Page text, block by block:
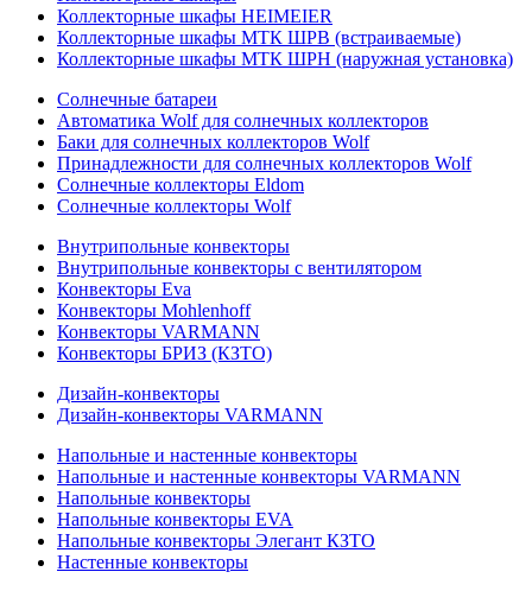
Коллекторные шкафы HEIMEIER
Коллекторные шкафы МТК ШРВ (встраиваемые)
Коллекторные шкафы МТК ШРН (наружная установка)
Солнечные батареи
Автоматика Wolf для солнечных коллекторов
Баки для солнечных коллекторов Wolf
Принадлежности для солнечных коллекторов Wolf
Солнечные коллекторы Eldom
Солнечные коллекторы Wolf
Внутрипольные конвекторы
Внутрипольные конвекторы с вентилятором
Конвекторы Eva
Конвекторы Mohlenhoff
Конвекторы VARMANN
Конвекторы БРИЗ (КЗТО)
Дизайн-конвекторы
Дизайн-конвекторы VARMANN
Напольные и настенные конвекторы
Напольные и настенные конвекторы VARMANN
Напольные конвекторы
Напольные конвекторы EVA
Напольные конвекторы Элегант КЗТО
Настенные конвекторы